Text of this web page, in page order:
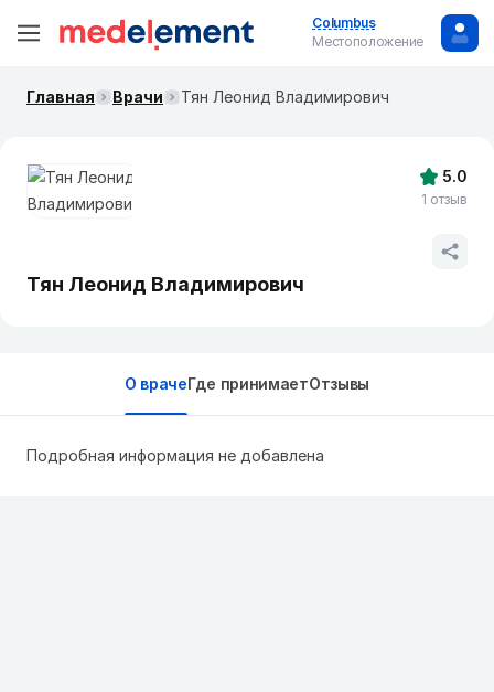
Columbus
Местоположение
Главная Врачи Тян Леонид Владимирович
Тян Леонид Владимирович
5.0
1 отзыв
О врачеГде принимаетОтзывы
Подробная информация не добавлена